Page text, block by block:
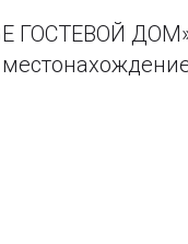
ГОСТЕВОЙ